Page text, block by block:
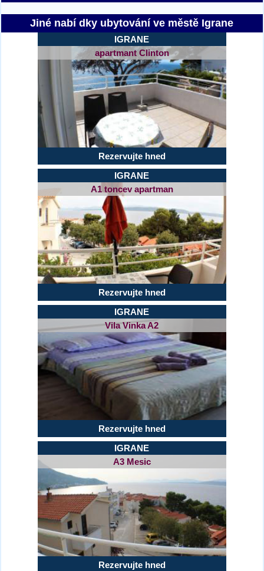
Jiné nabí dky ubytování ve městě Igrane
IGRANE
apartmant Clinton
Rezervujte hned
IGRANE
A1 toncev apartman
Rezervujte hned
IGRANE
Vila Vinka A2
Rezervujte hned
IGRANE
A3 Mesic
Rezervujte hned